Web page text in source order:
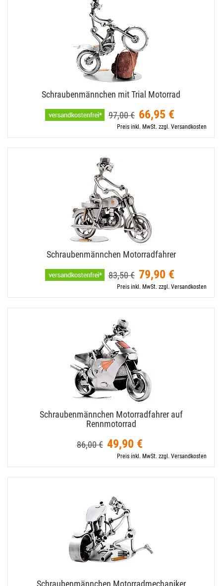
Schraubenmännchen mit Trial Motorrad
97,00 € 66,95 €
Preis inkl. MwSt. zzgl. Versandkosten
Schraubenmännchen Motorradfahrer
83,50 € 79,90 €
Preis inkl. MwSt. zzgl. Versandkosten
Schraubenmännchen Motorradfahrer auf
Rennmotorrad
86,00 € 49,90 €
Preis inkl. MwSt. zzgl. Versandkosten
Schraubenmännchen Motorradmechaniker